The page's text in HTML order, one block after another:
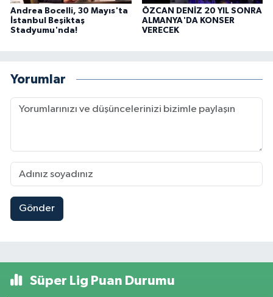
Andrea Bocelli, 30 Mayıs'ta
İstanbul Beşiktaş
Stadyumu'nda!
ÖZCAN DENİZ 20 YIL SONRA
ALMANYA'DA KONSER
VERECEK
Yorumlar
Gönder
Süper Lig Puan Durumu